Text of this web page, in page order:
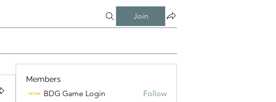
Join
Members
BDG Game Login
Follow